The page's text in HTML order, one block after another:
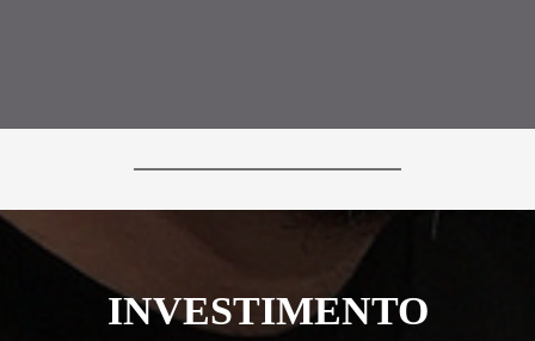
INVESTIMENTO